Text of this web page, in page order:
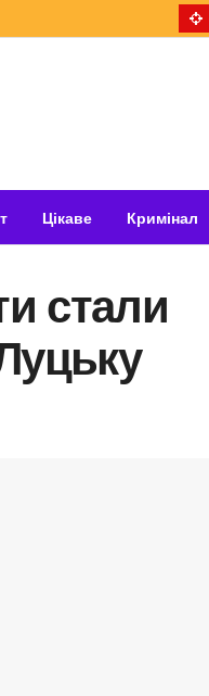
Цікаве Кримінал
стали